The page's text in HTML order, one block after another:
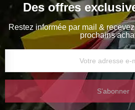
Des offres
Restez informée par mail &
prochains
S’abonner